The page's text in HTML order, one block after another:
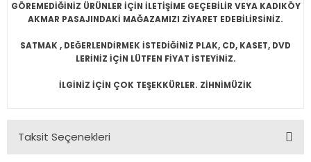
GÖREMEDİĞİNİZ ÜRÜNLER İÇİN İLETİŞİME GEÇEBİLİR VEYA KADIKÖY
AKMAR PASAJINDAKİ MAĞAZAMIZI ZİYARET EDEBİLİRSİNİZ.
SATMAK , DEĞERLENDİRMEK İSTEDİĞİNİZ PLAK, CD, KASET, DVD
LERİNİZ İÇİN LÜTFEN FİYAT İSTEYİNİZ.
İLGİNİZ İÇİN ÇOK TEŞEKKÜRLER. ZİHNİMÜZİK
Taksit Seçenekleri